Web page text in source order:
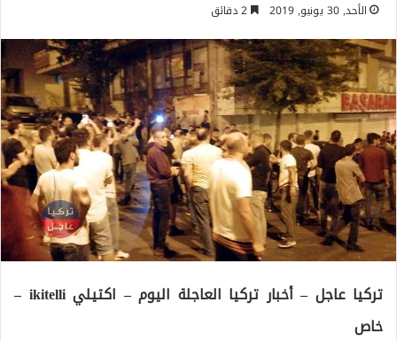
الأحد, 30 يونيو, 2019
تركيا عاجل – أخبار تركيا العاجلة اليوم – اكتيلي ikitelli –
خاص